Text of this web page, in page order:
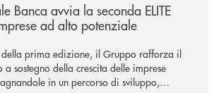
Banca avvia la seconda ELITE
ad alto potenziale
della prima edizione, il Gruppo rafforza il
sostegno della crescita delle imprese
in un percorso di sviluppo,